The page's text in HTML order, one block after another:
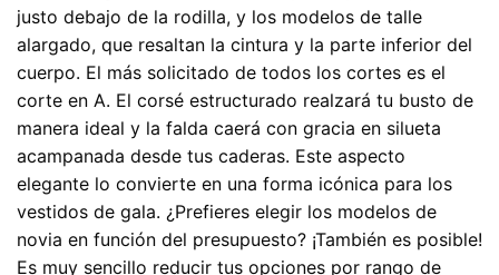
justo debajo de la rodilla, y los modelos de talle
alargado, que resaltan la cintura y la parte inferior del
cuerpo. El más solicitado de todos los cortes es el
corte en A. El corsé estructurado realzará tu busto de
manera ideal y la falda caerá con gracia en silueta
acampanada desde tus caderas. Este aspecto
elegante lo convierte en una forma icónica para los
vestidos de gala. ¿Prefieres elegir los modelos de
novia en función del presupuesto? ¡También es posible!
Es muy sencillo reducir tus opciones por rango de